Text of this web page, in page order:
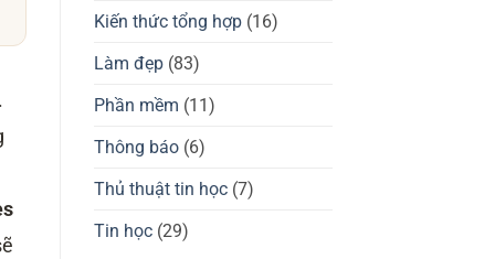
không?
gaming
OGM
Pro,
Kiến thức tổng hợp(16)
Làm đẹp(83)
Phần mềm (11)
Thông báo(6)
Thủ thuật tin học(7)
Tin học(29)